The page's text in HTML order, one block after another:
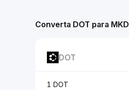
Converta DOT para MKD
DOT
1 DOT